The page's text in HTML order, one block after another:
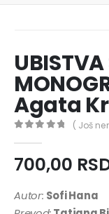
UBISTVA
Agata
( Još
700,00
Autor: Sofi Hana